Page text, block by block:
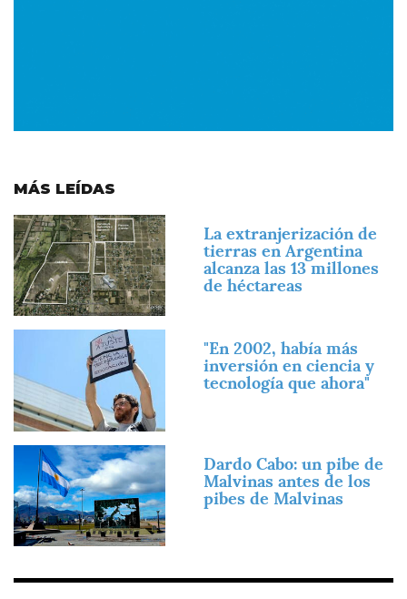
MÁS LEÍDAS
Imagen
La extranjerización de
tierras en Argentina
alcanza las 13 millones
de héctareas
"En 2002, había más
inversión en ciencia y
tecnología que ahora"
Imagen
Dardo Cabo: un pibe de
Malvinas antes de los
pibes de Malvinas